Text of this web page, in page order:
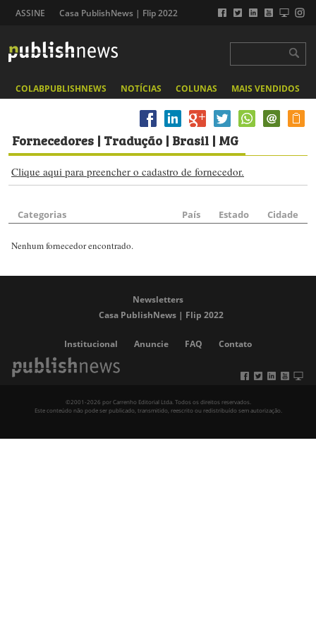
ASSINE Casa PublishNews | Flip 2022
COLABPUBLISHNEWS NOTÍCIAS COLUNAS MAIS VENDIDOS
Fornecedores | Tradução | Brasil | MG
Clique aqui para preencher o cadastro de fornecedor.
Categorias País Estado Cidade
Nenhum fornecedor encontrado.
Newsletters
Casa PublishNews | Flip 2022
Institucional Anuncie FAQ Contato
©2001-2026 por Carrenho Editorial Ltda. Todos os direitos reservados.
Este conteúdo não pode ser publicado, transmitido, reescrito ou redistribuído sem autorização.